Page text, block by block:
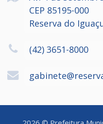
CEP 85195-000
Reserva do
(42) 3651-8000